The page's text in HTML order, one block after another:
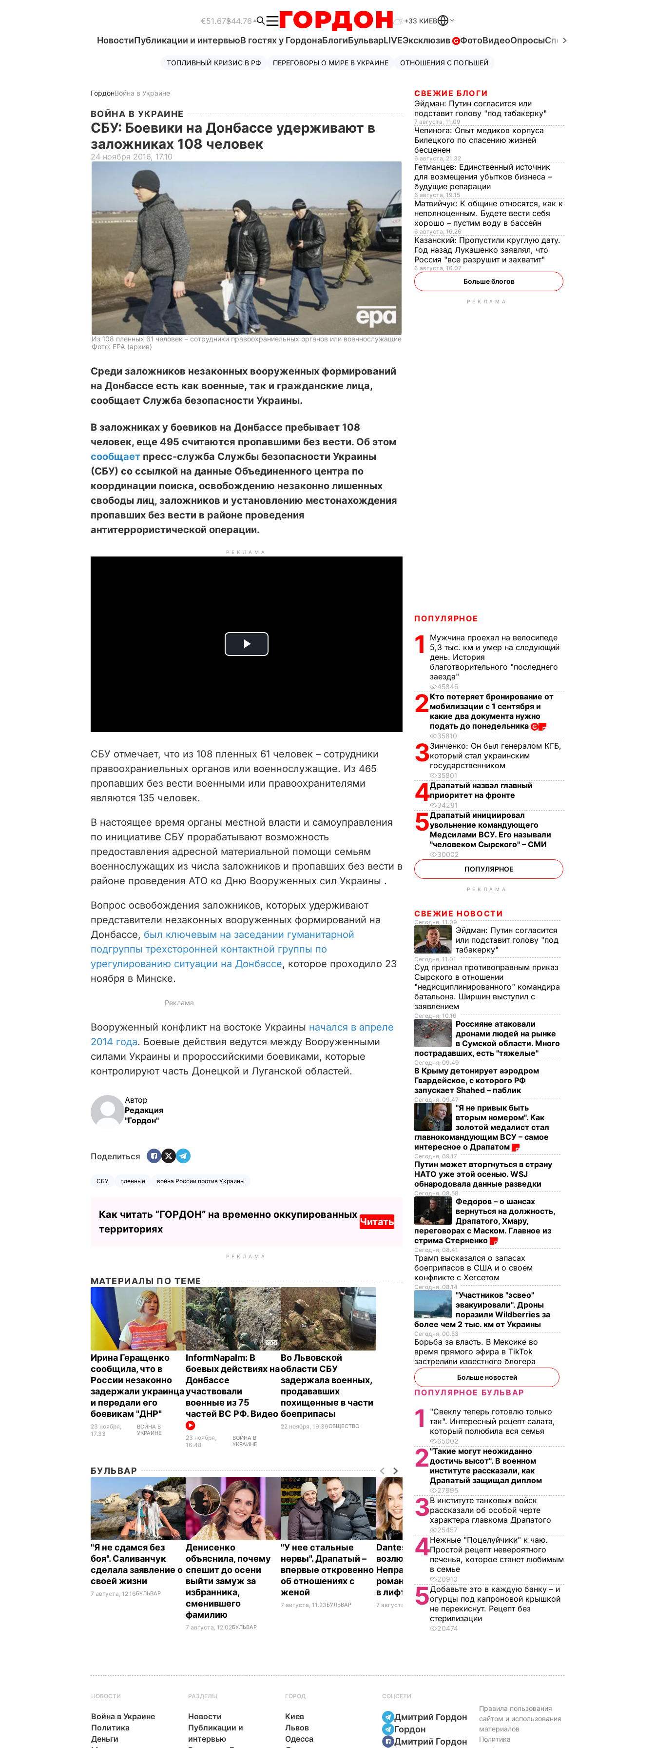
€51.67$44.76 +33 КИЕВ
НовостиПубликации и интервьюВ гостях у ГордонаБлогиБульварLIVEЭксклюзив ФотоВидеоОпросыСпецпроекты
ТОПЛИВНЫЙ КРИЗИС В РФ ПЕРЕГОВОРЫ О МИРЕ В УКРАИНЕ ОТНОШЕНИЯ С ПОЛЬШЕЙ
ГордонВойна в Украине
ВОЙНА В УКРАИНЕ
СБУ: Боевики на Донбассе удерживают в
заложниках 108 человек
24 ноября 2016, 17.10
Из 108 пленных 61 человек – сотрудники правоохраниельных органов или военнослужащие
Фото: ЕРА (архив)
Среди заложников незаконных вооруженных формирований
на Донбассе есть как военные, так и гражданские лица,
сообщает Служба безопасности Украины.
В заложниках у боевиков на Донбассе пребывает 108
человек, еще 495 считаются пропавшими без вести. Об этом
сообщает пресс-служба Службы безопасности Украины
(СБУ) со ссылкой на данные Объединенного центра по
координации поиска, освобождению незаконно лишенных
свободы лиц, заложников и установлению местонахождения
пропавших без вести в районе проведения
антитеррористической операции.
РЕКЛАМА
P
i
d
o
СБУ отмечает, что из 108 пленных 61 человек – сотрудники
правоохраниельных органов или военнослужащие. Из 465
пропавших без вести военными или правоохранителями
являются 135 человек.
В настоящее время органы местной власти и самоуправления
по инициативе СБУ прорабатывают возможность
предоставления адресной материальной помощи семьям
военнослужащих из числа заложников и пропавших без вести в
районе проведения АТО ко Дню Вооруженных сил Украины .
Вопрос освобождения заложников, которых удерживают
представители незаконных вооруженных формирований на
Донбассе, был ключевым на заседании гуманитарной
подгруппы трехсторонней контактной группы по
урегулированию ситуации на Донбассе, которое проходило 23
ноября в Минске.
Вооруженный конфликт на востоке Украины начался в апреле
2014 года. Боевые действия ведутся между Вооруженными
силами Украины и пророссийскими боевиками, которые
контролируют часть Донецкой и Луганской областей.
Автор
Редакция
"Гордон"
Поделиться
СБУ пленные война России против Украины
Как читать ”ГОРДОН” на временно оккупированных
территориях
Читать
РЕКЛАМА
МАТЕРИАЛЫ ПО ТЕМЕ
Ирина Геращенко
сообщила, что в
России незаконно
задержали украинца
и передали его
боевикам "ДНР"
23 ноября,
17.33
ВОЙНА В
УКРАИНЕ
InformNapalm: В
боевых действиях на
Донбассе
участвовали
военные из 75
частей ВС РФ. Видео
23 ноября,
16.48
ВОЙНА В
УКРАИНЕ
Во Львовской
области СБУ
задержала военных,
продававших
похищенные в части
боеприпасы
22 ноября, 19.39ОБЩЕСТВО
БУЛЬВАР
"Я не сдамся без
боя". Саливанчук
сделала заявление о
своей жизни
7 августа, 12.16БУЛЬВАР
Денисенко
объяснила, почему
спешит до осени
выйти замуж за
избранника,
сменившего
фамилию
7 августа, 12.02БУЛЬВАР
"У нее стальные
нервы". Драпатый –
впервые откровенно
об отношениях с
женой
7 августа, 11.23БУЛЬВАР
Dantes и его новая
возлюбленная
Неправда сделали
романтическое фото
в лифте втроем
7 августа, 10.23БУЛЬВАР
Пять минут – и
хрустящие горячие
готовы. Рецепт
сочной начинки
7 августа, 09.47
СВЕЖИЕ БЛОГИ
Эйдман: Путин согласится или
подставит голову "под табакерку"
7 августа, 11.09
Чепинога: Опыт медиков корпуса
Билецкого по спасению жизней
бесценен
6 августа, 21.32
Гетманцев: Единственный источник
для возмещения убытков бизнеса –
будущие репарации
6 августа, 19.15
Матвийчук: К общине относятся, как к
неполноценным. Будете вести себя
хорошо – пустим воду в бассейн
6 августа, 16.26
Казанский: Пропустили круглую дату.
Год назад Лукашенко заявлял, что
Россия "все разрушит и захватит"
6 августа, 16.07
Больше блогов
РЕКЛАМА
ПОПУЛЯРНОЕ
1
Мужчина проехал на велосипеде
5,3 тыс. км и умер на следующий
день. История
благотворительного "последнего
заезда"
45846
2 Кто потеряет бронирование от
мобилизации с 1 сентября и
какие два документа нужно
подать до понедельника
35810
3Зинченко: Он был генералом КГБ,
который стал украинским
государственником
35801
4Драпатый назвал главный
приоритет на фронте
34281
5Драпатый инициировал
увольнение командующего
Медсилами ВСУ. Его называли
"человеком Сырского" – СМИ
30002
ПОПУЛЯРНОЕ
РЕКЛАМА
СВЕЖИЕ НОВОСТИ
Сегодня, 11.09
Эйдман: Путин согласится
или подставит голову "под
табакерку"
Сегодня, 11.01
Суд признал противоправным приказ
Сырского в отношении
"недисциплинированного" командира
батальона. Ширшин выступил с
заявлением
Сегодня, 10.16
Россияне атаковали
дронами людей на рынке
в Сумской области. Много
пострадавших, есть "тяжелые"
Сегодня, 09.49
В Крыму детонирует аэродром
Гвардейское, с которого РФ
запускает Shahed – паблик
Сегодня, 09.47
"Я не привык быть
вторым номером". Как
золотой медалист стал
главнокомандующим ВСУ – самое
интересное о Драпатом
Сегодня, 09.17
Путин может вторгнуться в страну
НАТО уже этой осенью. WSJ
обнародовала данные разведки
Сегодня, 08.58
Федоров – о шансах
вернуться на должность,
Драпатого, Хмару,
переговорах с Маском. Главное из
стрима Стерненко
Сегодня, 08.41
Трамп высказался о запасах
боеприпасов в США и о своем
конфликте с Хегсетом
Сегодня, 08.14
"Участников "эсвео"
эвакуировали". Дроны
поразили Wildberries за
более чем 2 тыс. км от Украины
Сегодня, 00.53
Борьба за власть. В Мексике во
время прямого эфира в TikTok
застрелили известного блогера
Больше новостей
ПОПУЛЯРНОЕ БУЛЬВАР
1
"Свеклу теперь готовлю только
так". Интересный рецепт салата,
который полюбила вся семья
65002
2"Такие могут неожиданно
достичь высот". В военном
институте рассказали, как
Драпатый защищал диплом
27995
3В институте танковых войск
рассказали об особой черте
характера главкома Драпатого
25457
4Нежные "Поцелуйчики" к чаю.
Простой рецепт невероятного
печенья, которое станет любимым
в семье
20910
5Добавьте это в каждую банку – и
огурцы под капроновой крышкой
не перекиснут. Рецепт без
стерилизации
20474
НОВОСТИ
Война в Украине
Политика
Деньги
РАЗДЕЛЫ
Новости
Публикации и
интервью
ГОРОД
Киев
Львов
Одесса
СОЦСЕТИ
Дмитрий Гордон
Гордон
Дмитрий Гордон
Правила пользования
сайтом и использования
материалов
Политика